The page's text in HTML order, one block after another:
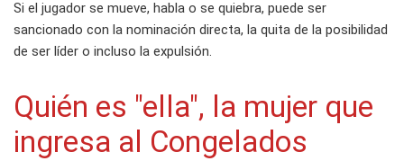
Si el jugador se mueve, habla o se quiebra, puede ser
sancionado con la nominación directa, la quita de la posibilidad
de ser líder o incluso la expulsión.
Quién es "ella", la mujer que
ingresa al Congelados